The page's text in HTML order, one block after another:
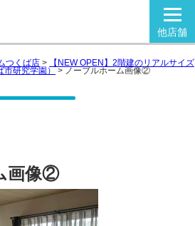
他店舗
つくば店 > 【NEW OPEN】2階建のリアルサイズ
研究学園） > ノーブルホーム画像②
画像②